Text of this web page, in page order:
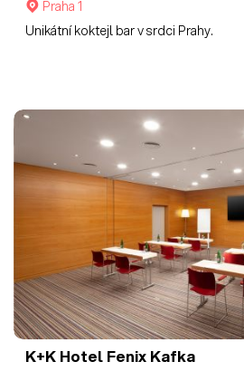
Praha 1
Unikátní koktejl bar v srdci Prahy.
K+K Hotel Fenix Kafka